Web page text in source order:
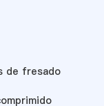
de fresado